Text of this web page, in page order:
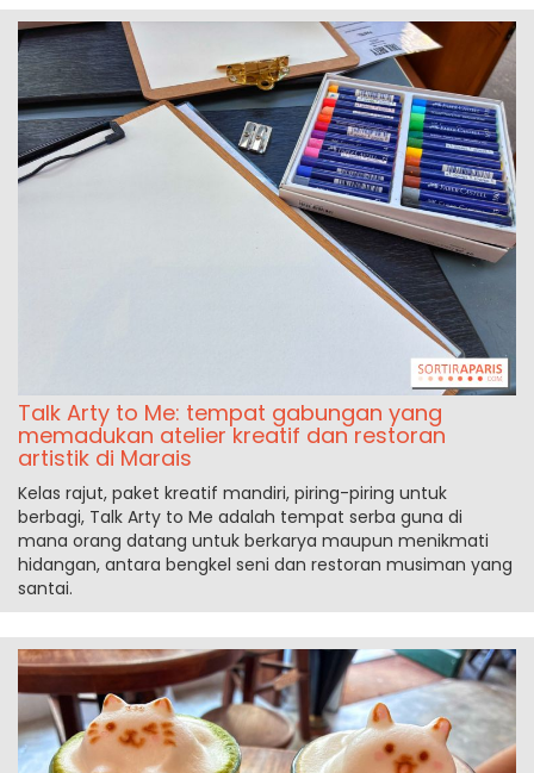
Talk Arty to Me: tempat gabungan yang
memadukan atelier kreatif dan restoran
artistik di Marais
Kelas rajut, paket kreatif mandiri, piring-piring untuk
berbagi, Talk Arty to Me adalah tempat serba guna di
mana orang datang untuk berkarya maupun menikmati
hidangan, antara bengkel seni dan restoran musiman yang
santai.